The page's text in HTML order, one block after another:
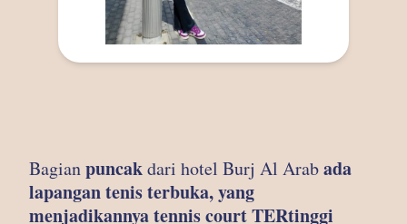
Bagianpuncakdari hotel Burj Al Arabada
lapangan tenis terbuka, yang
menjadikannya tennis court TERtinggi